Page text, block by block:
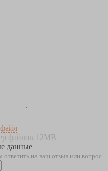
файлов 12MB
данные
на ваш отзыв или вопрос